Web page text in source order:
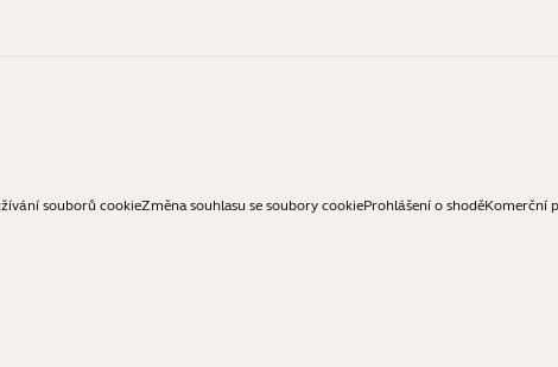
souborů cookieZměna souhlasu se soubory cookieProhlášení o shoděKomerční